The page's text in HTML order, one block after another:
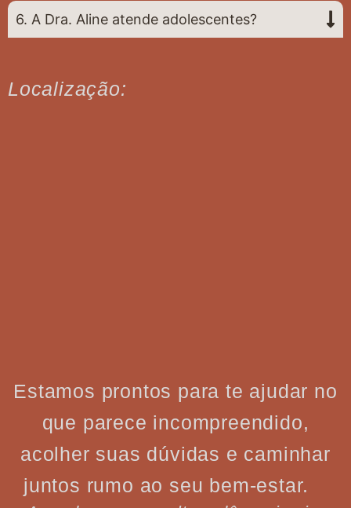
6. A Dra. Aline atende adolescentes?
Localização:
Estamos prontos para te ajudar no
que parece incompreendido,
acolher suas dúvidas e caminhar
juntos rumo ao seu bem-estar.